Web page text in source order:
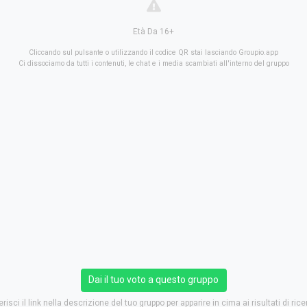
Età Da 16+
Cliccando sul pulsante o utilizzando il codice QR stai lasciando Groupio.app
Ci dissociamo da tutti i contenuti, le chat e i media scambiati all'interno del gruppo
Dai il tuo voto a questo gruppo
il link nella descrizione del tuo gruppo per apparire in cima ai risultati di